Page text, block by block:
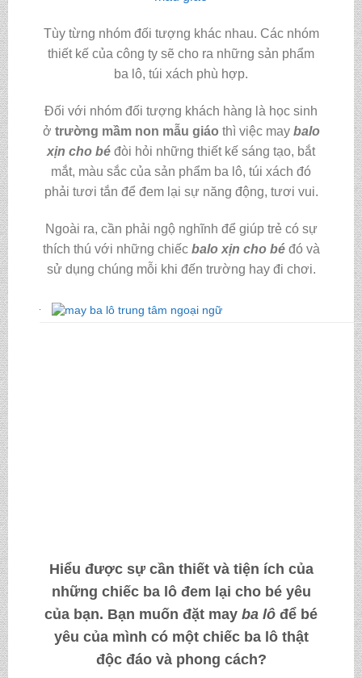
Tùy từng nhóm đối tượng khác nhau. Các nhóm
thiết kế của công ty sẽ cho ra những sản phẩm
ba lô, túi xách phù hợp.
Đối với nhóm đối tượng khách hàng là học sinh
ở trường mầm non mẫu giáo thì việc may balo
xịn cho bé đòi hỏi những thiết kế sáng tạo, bắt
mắt, màu sắc của sản phẩm ba lô, túi xách đó
phải tươi tắn để đem lại sự năng động, tươi vui.
Ngoài ra, cần phải ngộ nghĩnh để giúp trẻ có sự
thích thú với những chiếc balo xịn cho béđó và
sử dụng chúng mỗi khi đến trường hay đi chơi.
Hiểu được sự cần thiết và tiện ích của
những chiếc ba lô đem lại cho bé yêu
của bạn. Bạn muốn đặt may ba lô để bé
yêu của mình có một chiếc ba lô thật
độc đáo và phong cách?